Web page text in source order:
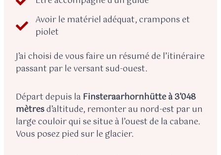
Avoir le matériel adéquat, crampons et
piolet
J’ai choisi de vous faire un résumé de l’itinéraire
passant par le versant sud-ouest.
Départ depuis la Finsteraarhornhütte à 3’048
mètresd’altitude, remonter au nord-est par un
large couloir qui se situe à l’ouest de la cabane.
Vous posez pied sur le glacier.